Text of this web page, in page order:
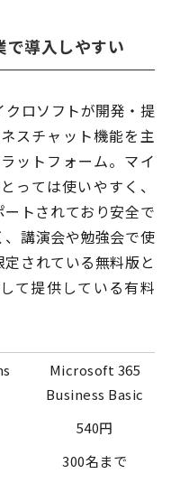
導入しやすい
ロソフトが開発・提
スチャット機能を主
ットフォーム。マイ
っては使いやすく、
トされており安全で
講演会や勉強会で使
されている無料版と
て提供している有料
Microsoft 365
Business Basic
540円
300名まで